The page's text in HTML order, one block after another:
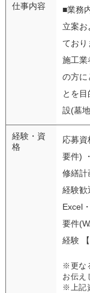
仕事内容
■業務
立案お
ており
施工業
の方に
とを
設(墓
経験・資
格
応募
要件)
修繕計
経験歓
Excel
要件
経験
※更な
お伝え
※上記